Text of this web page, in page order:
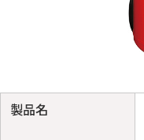
製品名